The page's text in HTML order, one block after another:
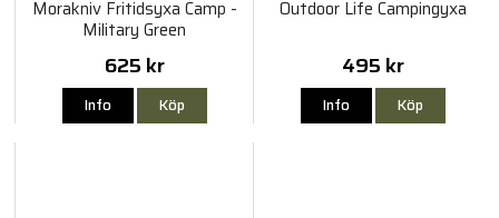
Morakniv Fritidsyxa Camp -
Military Green
625 kr
Info Köp
Outdoor Life Campingyxa
495 kr
Info Köp